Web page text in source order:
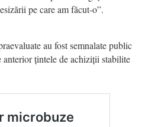
pe care am făcut-o”.
au fost semnalate public
țintele de achiziții stabilite